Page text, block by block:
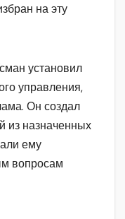
на эту
установил
управления,
Он создал
из назначенных
ему
вопросам